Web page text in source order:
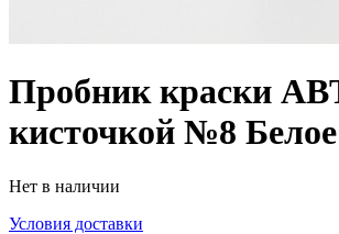
Пробник краски
кисточкой №8
Нет в наличии
Условия доставки